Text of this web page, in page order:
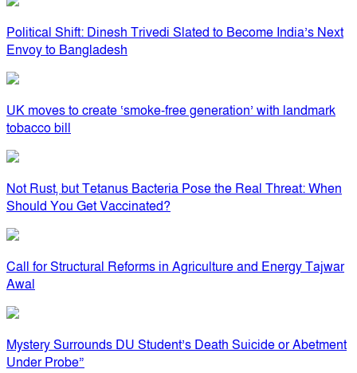
Political Shift: Dinesh Trivedi Slated to Become India’s Next
Envoy to Bangladesh
UK moves to create ‘smoke-free generation’ with landmark
tobacco bill
Not Rust, but Tetanus Bacteria Pose the Real Threat: When
Should You Get Vaccinated?
Call for Structural Reforms in Agriculture and Energy Tajwar
Awal
Mystery Surrounds DU Student’s Death Suicide or Abetment
Under Probe”